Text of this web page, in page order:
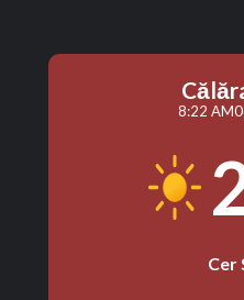
8:22 AM
Cer